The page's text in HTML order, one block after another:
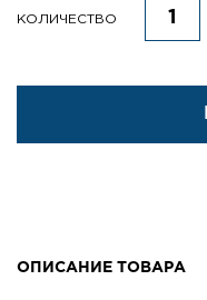
КОЛИЧЕСТВО
ОПИСАНИЕ ТОВАРА